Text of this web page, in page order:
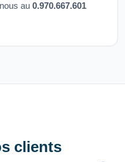
au 0.970.667.601
clients